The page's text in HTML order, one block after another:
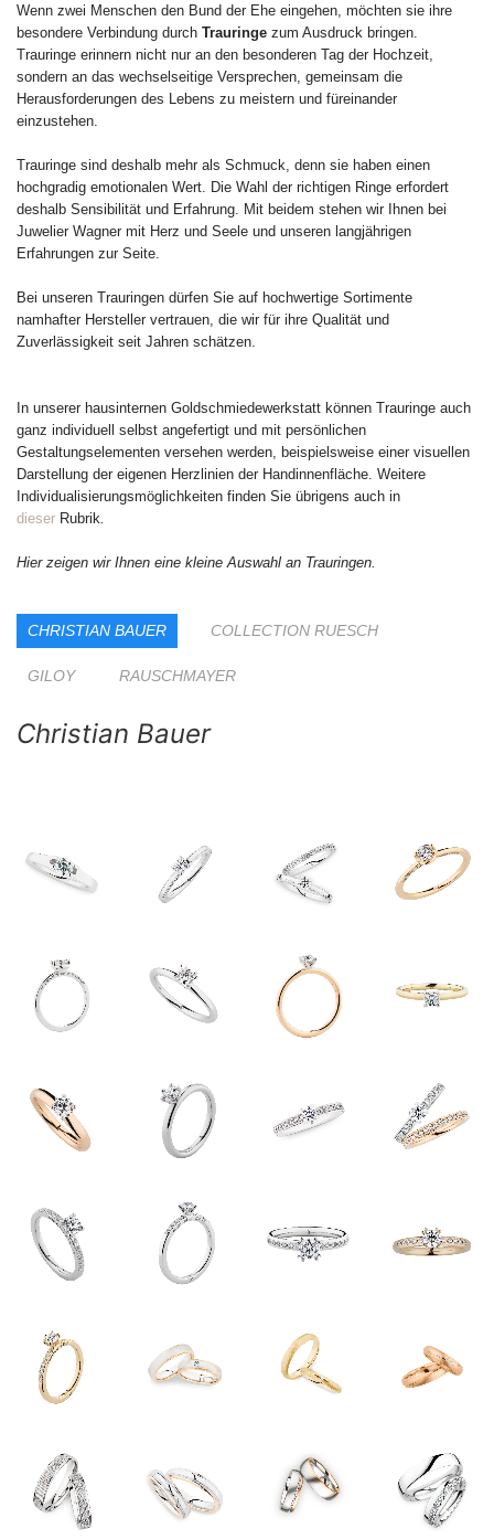
Wenn zwei Menschen den Bund der Ehe eingehen, möchten sie ihre
besondere Verbindung durch Trauringe zum Ausdruck bringen.
Trauringe erinnern nicht nur an den besonderen Tag der Hochzeit,
sondern an das wechselseitige Versprechen, gemeinsam die
Herausforderungen des Lebens zu meistern und füreinander
einzustehen.
Trauringe sind deshalb mehr als Schmuck, denn sie haben einen
hochgradig emotionalen Wert. Die Wahl der richtigen Ringe erfordert
deshalb Sensibilität und Erfahrung. Mit beidem stehen wir Ihnen bei
Juwelier Wagner mit Herz und Seele und unseren langjährigen
Erfahrungen zur Seite.
Bei unseren Trauringen dürfen Sie auf hochwertige Sortimente
namhafter Hersteller vertrauen, die wir für ihre Qualität und
Zuverlässigkeit seit Jahren schätzen.
In unserer hausinternen Goldschmiedewerkstatt können Trauringe auch
ganz individuell selbst angefertigt und mit persönlichen
Gestaltungselementen versehen werden, beispielsweise einer visuellen
Darstellung der eigenen Herzlinien der Handinnenfläche. Weitere
Individualisierungsmöglichkeiten finden Sie übrigens auch in
dieser Rubrik
Hier zeigen wir Ihnen eine kleine Auswahl an Trauringen.
CHRISTIAN BAUER COLLECTION RUESCH
GILOY RAUSCHMAYER
Christian Bauer